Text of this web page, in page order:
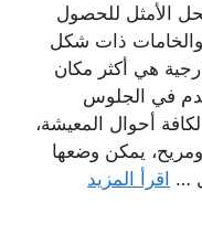
الأمثل للحصول
ذات شكل
هي أكثر مكان
في الجلوس
أحوال المعيشة،
يمكن وضعها
… اقرأ المزيد